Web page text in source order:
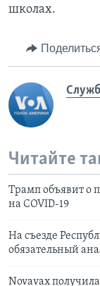
школах.
Читайте
Трамп объявит о
на COVID-19
На съезде
обязательный
Novavax